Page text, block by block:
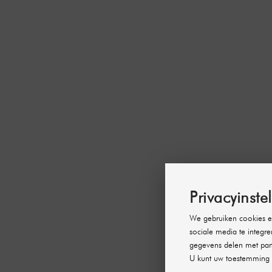
We gebruiken cookies
sociale media te
gegevens delen met
U kunt uw